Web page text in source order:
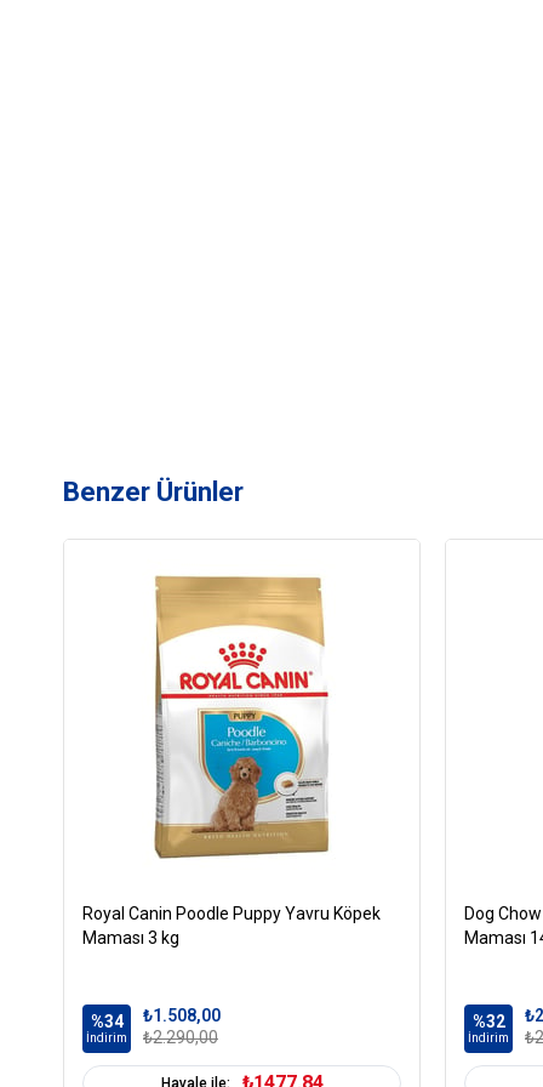
Benzer Ürünler
Royal Canin Poodle Puppy Yavru Köpek
Maması 3 kg
%34
İndirim
₺1.508,00
₺2.290,00
Havale ile:
Dog
Maması
%32
İndirim